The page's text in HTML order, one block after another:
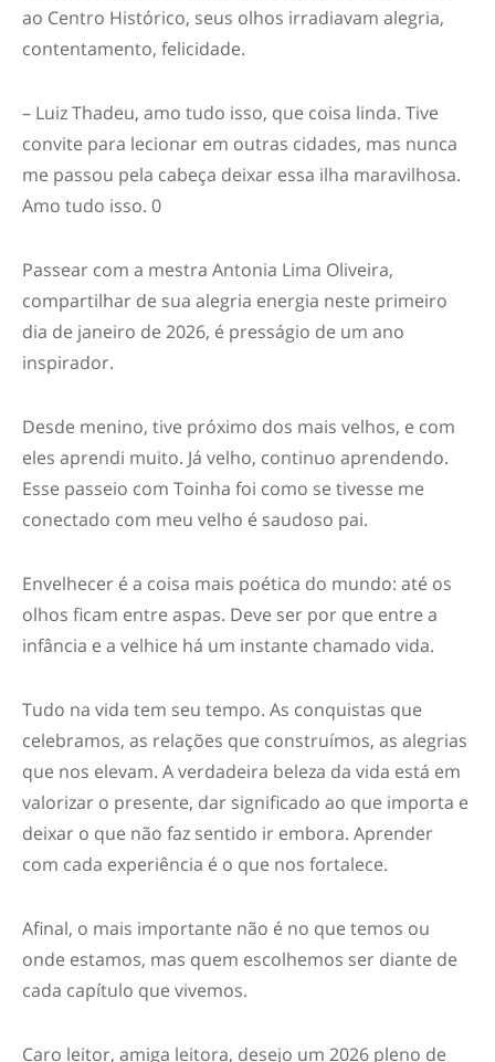
ao Centro Histórico, seus olhos irradiavam alegria,
contentamento, felicidade.
– Luiz Thadeu, amo tudo isso, que coisa linda. Tive
convite para lecionar em outras cidades, mas nunca
me passou pela cabeça deixar essa ilha maravilhosa.
Amo tudo isso. 0
Passear com a mestra Antonia Lima Oliveira,
compartilhar de sua alegria energia neste primeiro
dia de janeiro de 2026, é presságio de um ano
inspirador.
Desde menino, tive próximo dos mais velhos, e com
eles aprendi muito. Já velho, continuo aprendendo.
Esse passeio com Toinha foi como se tivesse me
conectado com meu velho é saudoso pai.
Envelhecer é a coisa mais poética do mundo: até os
olhos ficam entre aspas. Deve ser por que entre a
infância e a velhice há um instante chamado vida.
Tudo na vida tem seu tempo. As conquistas que
celebramos, as relações que construímos, as alegrias
que nos elevam. A verdadeira beleza da vida está em
valorizar o presente, dar significado ao que importa e
deixar o que não faz sentido ir embora. Aprender
com cada experiência é o que nos fortalece.
Afinal, o mais importante não é no que temos ou
onde estamos, mas quem escolhemos ser diante de
cada capítulo que vivemos.
Caro leitor, amiga leitora, desejo um 2026 pleno de